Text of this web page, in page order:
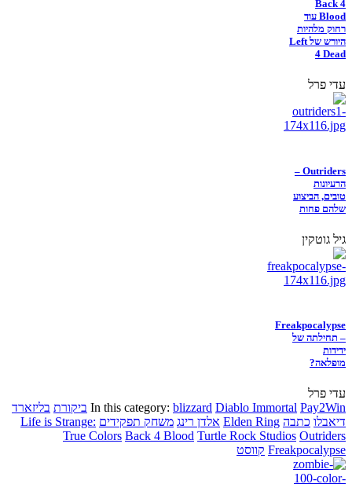
Back 4
Blood עוד
רחוק מלהיות
היורש של Left
4 Dead
עדי פרל
Outriders –
הרעיונות
טובים, הביצוע
שלהם פחות
גיל גוטקין
Freakpocalypse
– תחילתה של
ידידות
מופלאה?
עדי פרל
In this category: blizzard Diablo Immortal Pay2Win ביקורת בליזארד
דיאבלו כתבה Elden Ring אלדן רינג משחק תפקידים Life is Strange:
True Colors Back 4 Blood Turtle Rock Studios Outriders
Freakpocalypse קווסט